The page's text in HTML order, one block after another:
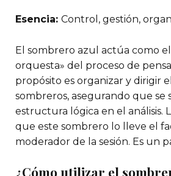
Esencia: Control, gestión,
El sombrero azul actúa como
orquesta» del proceso de
propósito es organizar y dirigir
sombreros, asegurando que se
estructura lógica en el análisis.
que este sombrero lo lleve el
moderador de la sesión. Es un
¿Cómo utilizar el